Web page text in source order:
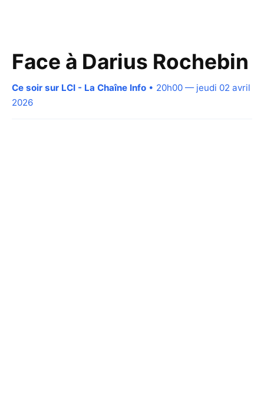
Face à Darius Rochebin
Ce soir sur LCI - La Chaîne Info • 20h00 — jeudi 02 avril
2026